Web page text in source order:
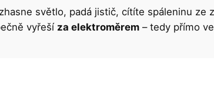
světlo, padá jistič, cítíte spáleninu ze
vyřeší za elektroměrem – tedy přímo